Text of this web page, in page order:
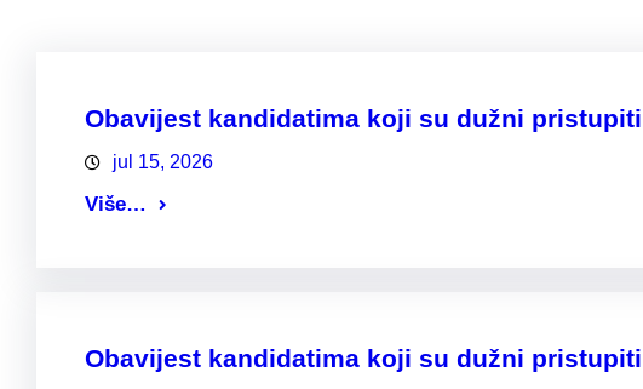
Obavijest kandidatima koji su dužni
jul 15, 2026
Više…
Obavijest kandidatima koji su dužni